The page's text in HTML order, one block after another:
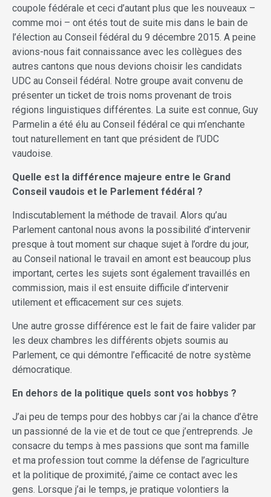
coupole fédérale et ceci d’autant plus que les nouveaux –
comme moi – ont étés tout de suite mis dans le bain de
l’élection au Conseil fédéral du 9 décembre 2015. A peine
avions-nous fait connaissance avec les collègues des
autres cantons que nous devions choisir les candidats
UDC au Conseil fédéral. Notre groupe avait convenu de
présenter un ticket de trois noms provenant de trois
régions linguistiques différentes. La suite est connue, Guy
Parmelin a été élu au Conseil fédéral ce qui m’enchante
tout naturellement en tant que président de l’UDC
vaudoise.
Quelle est la différence majeure entre le Grand
Conseil vaudois et le Parlement fédéral ?
Indiscutablement la méthode de travail. Alors qu’au
Parlement cantonal nous avons la possibilité d’intervenir
presque à tout moment sur chaque sujet à l’ordre du jour,
au Conseil national le travail en amont est beaucoup plus
important, certes les sujets sont également travaillés en
commission, mais il est ensuite difficile d’intervenir
utilement et efficacement sur ces sujets.
Une autre grosse différence est le fait de faire valider par
les deux chambres les différents objets soumis au
Parlement, ce qui démontre l’efficacité de notre système
démocratique.
En dehors de la politique quels sont vos hobbys ?
J’ai peu de temps pour des hobbys car j’ai la chance d’être
un passionné de la vie et de tout ce que j’entreprends. Je
consacre du temps à mes passions que sont ma famille
et ma profession tout comme la défense de l’agriculture
et la politique de proximité, j’aime ce contact avec les
gens. Lorsque j’ai le temps, je pratique volontiers la